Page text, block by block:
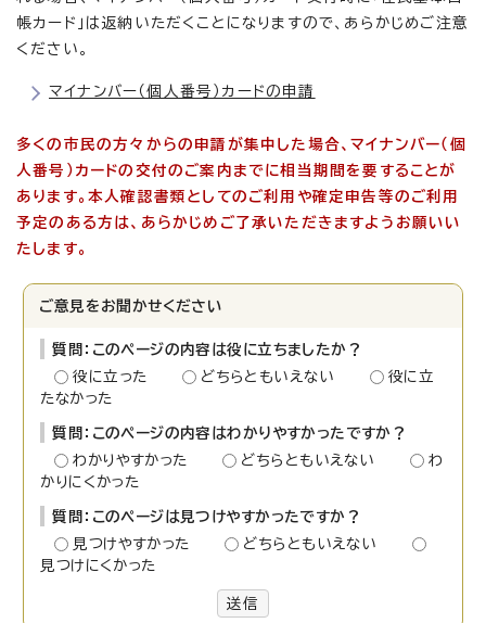
帳カード」は返納いただくことになりますので、あらかじめご注意
ください。
マイナンバー（個人番号）カードの申請
多くの市民の方々からの申請が集中した場合、マイナンバー（個
人番号）カードの交付のご案内までに相当期間を要することが
あります。本人確認書類としてのご利用や確定申告等のご利用
予定のある方は、あらかじめご了承いただきますようお願いい
たします。
ご意見をお聞かせください
質問：このページの内容は役に立ちましたか？
役に立った
どちらともいえない
役に立
たなかった
質問：このページの内容はわかりやすかったですか？
わかりやすかった
どちらともいえない
わ
かりにくかった
質問：このページは見つけやすかったですか？
見つけやすかった
どちらともいえない
見つけにくかった
送信